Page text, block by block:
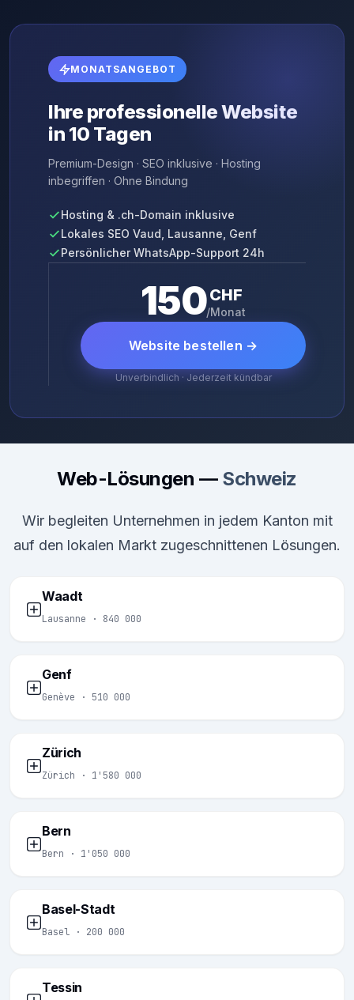
MONATSANGEBOT
Ihre professionelle Website
in 10 Tagen
Premium-Design · SEO inklusive · Hosting
inbegriffen · Ohne Bindung
Hosting & .ch-Domain inklusive
Lokales SEO Vaud, Lausanne, Genf
Persönlicher WhatsApp-Support 24h
150 CHF
/Monat
Website bestellen →
Unverbindlich · Jederzeit kündbar
Web-Lösungen — Schweiz
Wir begleiten Unternehmen in jedem Kanton mit
auf den lokalen Markt zugeschnittenen Lösungen.
Waadt
Lausanne · 840 000
Genf
Genève · 510 000
Zürich
Zürich · 1'580 000
Bern
Bern · 1'050 000
Basel-Stadt
Basel · 200 000
Tessin